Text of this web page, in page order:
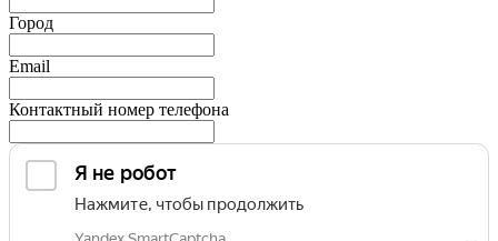
Город
Email
Контактный номер телефона